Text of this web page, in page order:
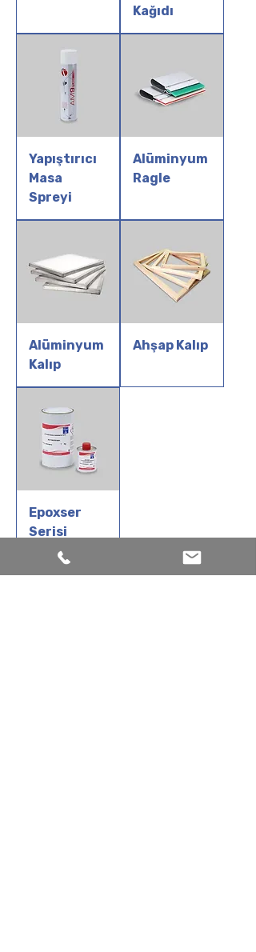
Kağıdı
Yapıştırıcı
Masa
Spreyi
Alüminyum
Ragle
Alüminyum
Kalıp
Ahşap Kalıp
Epoxser
Serisi